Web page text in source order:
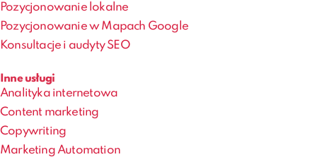
Pozycjonowanie lokalne
Pozycjonowanie w Mapach Google
Konsultacje i audyty SEO
Inne usługi
Analityka internetowa
Content marketing
Copywriting
Marketing Automation